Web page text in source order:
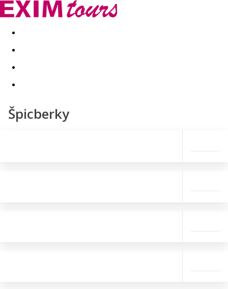
Akční nabídky Last minute
Špicberky